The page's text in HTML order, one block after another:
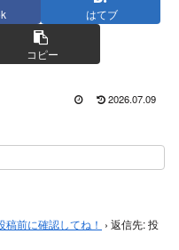
はてブ
コピー
2026.07.09
稿前に確認してね！ › 返信先: 投